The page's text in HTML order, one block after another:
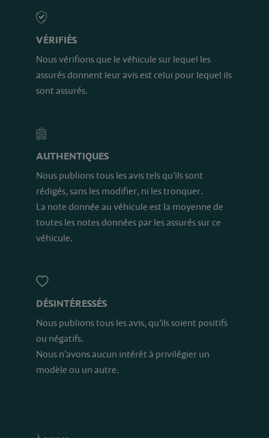
VÉRIFIÉS
Nous vérifions que le véhicule sur lequel les
assurés donnent leur avis est celui pour lequel ils
sont assurés.
AUTHENTIQUES
Nous publions tous les avis tels qu’ils sont
rédigés, sans les modifier, ni les tronquer.
La note donnée au véhicule est la moyenne de
toutes les notes données par les assurés sur ce
véhicule.
DÉSINTÉRESSÉS
Nous publions tous les avis, qu’ils soient positifs
ou négatifs.
Nous n’avons aucun intérêt à privilégier un
modèle ou un autre.